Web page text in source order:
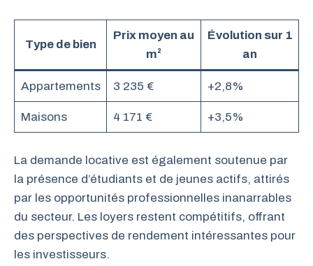
Type de bien
Prix moyen au
m²
Évolution sur 1
an
Appartements 3 235 € +2,8%
Maisons 4 171 € +3,5%
La demande locative est également soutenue par
la présence d’étudiants et de jeunes actifs, attirés
par les opportunités professionnelles inanarrables
du secteur. Les loyers restent compétitifs, offrant
des perspectives de rendement intéressantes pour
les investisseurs.